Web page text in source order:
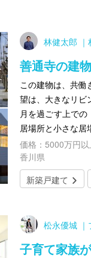
林健太郎 ｜
善通寺の建物
この建物は、共働
望は、大きなリビ
月を過ごす上で
居場所と小さな
価格：5000万円以
香川県
新築戸建て
松永優城 ｜
子育て家族